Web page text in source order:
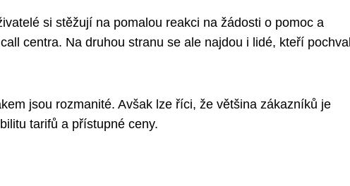
si stěžují na pomalou reakci na žádosti o pomoc a
centra. Na druhou stranu se ale najdou i lidé, kteří
jsou rozmanité. Avšak lze říci, že většina zákazníků je
tarifů a přístupné ceny.